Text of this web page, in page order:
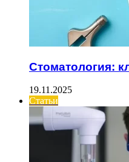
Стоматология:
19.11.2025
Статьи